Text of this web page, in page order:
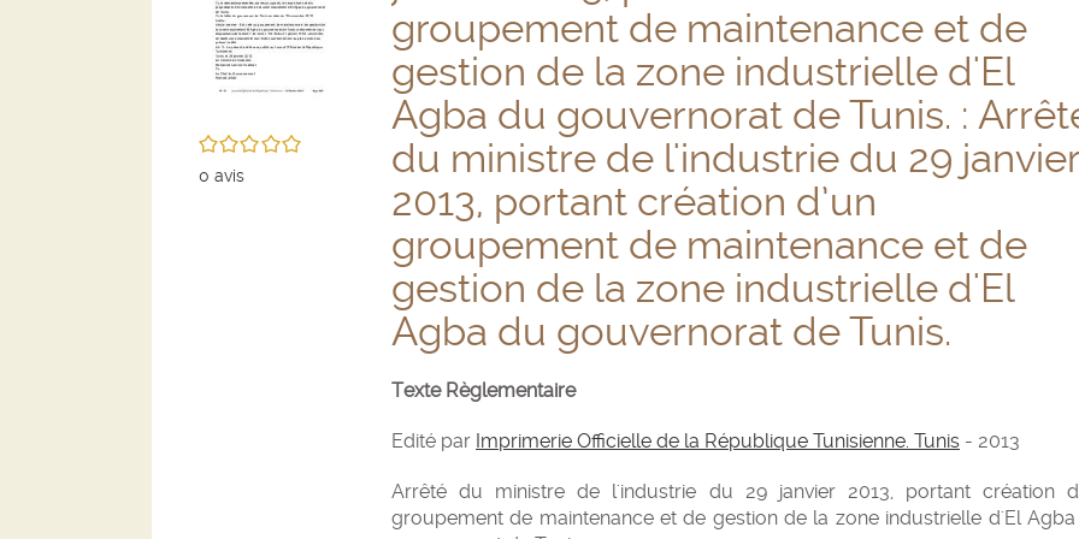
/5
0 avis
groupement de maintenance et de
gestion de la zone industrielle d'El
Agba du gouvernorat de Tunis. :
du ministre de l'industrie du 29 janvier
2013, portant création d’un
groupement de maintenance et de
gestion de la zone industrielle d'El
Agba du gouvernorat de Tunis.
Texte Règlementaire
Edité par Imprimerie Officielle de la République Tunisienne. Tunis - 2013
Arrêté du ministre de l'industrie du 29 janvier 2013, portant création
groupement de maintenance et de gestion de la zone industrielle d'El